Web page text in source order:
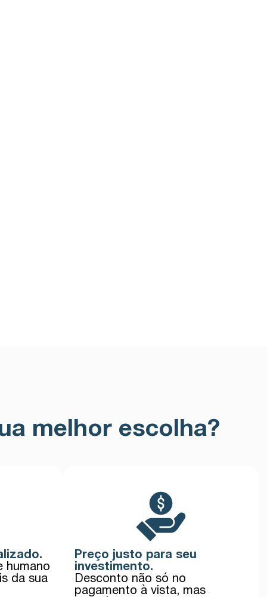
melhor escolha?
humano
da sua
Preço justo para seu
investimento.
Desconto não só no
pagamento à vista, mas